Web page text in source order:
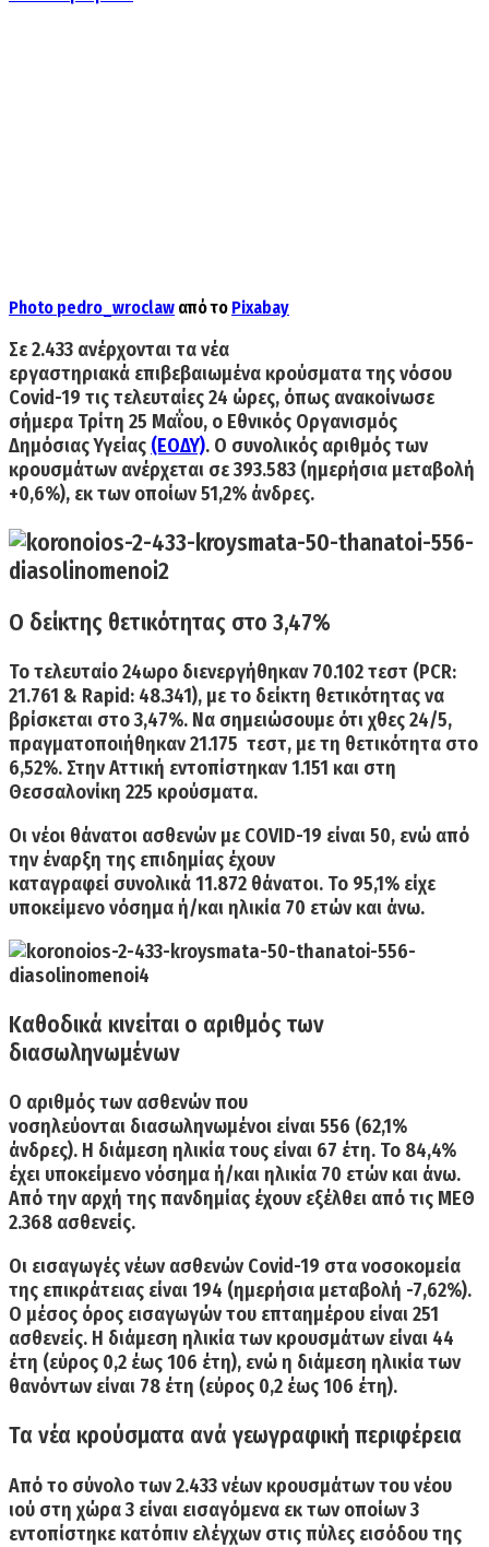
Photo pedro_wroclaw από το Pixabay
Σε2.433 ανέρχονται τα νέα
εργαστηριακά επιβεβαιωμένακρούσματα της νόσου
Covid-19 τις τελευταίες 24 ώρες, όπως ανακοίνωσε
σήμερα Τρίτη 25 Μαΐου, ο Εθνικός Οργανισμός
Δημόσιας Υγείας (ΕΟΔΥ). Ο συνολικός αριθμός των
κρουσμάτων ανέρχεται σε393.583 (ημερήσια μεταβολή
+0,6%), εκ των οποίων 51,2% άνδρες.
Ο δείκτης θετικότητας στο 3,47%
Το τελευταίο 24ωρο διενεργήθηκαν 70.102 τεστ (PCR:
21.761 & Rapid: 48.341), με το δείκτη θετικότητας να
βρίσκεται στο 3,47%. Να σημειώσουμε ότι χθες 24/5,
πραγματοποιήθηκαν 21.175 τεστ, με τη θετικότητα στο
6,52%. Στην Αττική εντοπίστηκαν 1.151 και στη
Θεσσαλονίκη 225 κρούσματα.
Οινέοι θάνατοι ασθενών με COVID-19 είναι 50, ενώ από
την έναρξη της επιδημίας έχουν
καταγραφεί συνολικά 11.872 θάνατοι. Το 95,1% είχε
υποκείμενο νόσημα ή/και ηλικία 70 ετών και άνω.
Καθοδικά κινείται ο αριθμός των
διασωληνωμένων
Ο αριθμός των ασθενών που
νοσηλεύονται διασωληνωμένοι είναι 556 (62,1%
άνδρες). Η διάμεση ηλικία τους είναι 67 έτη. Το 84,4%
έχει υποκείμενο νόσημα ή/και ηλικία 70 ετών και άνω.
Από την αρχή της πανδημίας έχουν εξέλθει από τις ΜΕΘ
2.368 ασθενείς.
Οι εισαγωγές νέων ασθενών Covid-19 στα νοσοκομεία
της επικράτειας είναι194 (ημερήσια μεταβολή -7,62%).
Ο μέσος όρος εισαγωγών του επταημέρου είναι 251
ασθενείς. Η διάμεση ηλικία των κρουσμάτων είναι 44
έτη (εύρος 0,2 έως 106 έτη), ενώ η διάμεση ηλικία των
θανόντων είναι 78 έτη (εύρος 0,2 έως 106 έτη).
Τα νέα κρούσματα ανά γεωγραφική περιφέρεια
Από το σύνολο των 2.433 νέων κρουσμάτων του νέου
ιού στη χώρα 3 είναι εισαγόμενα εκ των οποίων 3
εντοπίστηκε κατόπιν ελέγχων στις πύλες εισόδου της